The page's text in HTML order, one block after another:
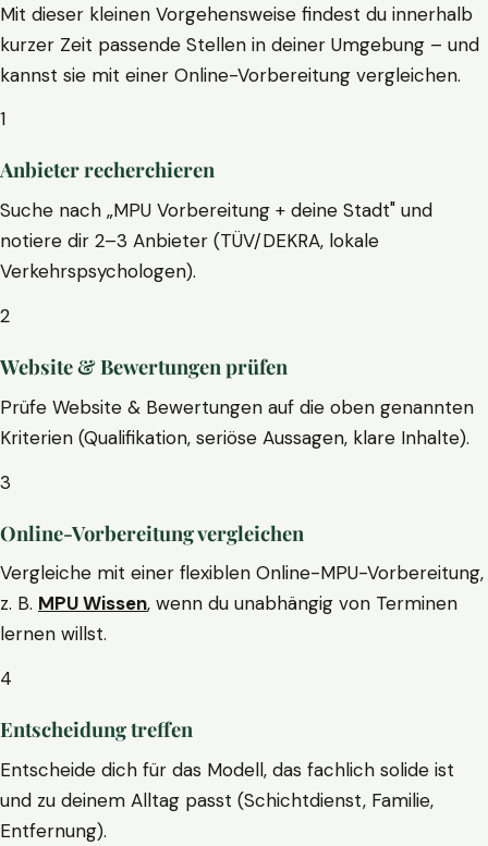
Mit dieser kleinen Vorgehensweise findest du innerhalb
kurzer Zeit passende Stellen in deiner Umgebung – und
kannst sie mit einer Online-Vorbereitung vergleichen.
1
Anbieter recherchieren
Suche nach „MPU Vorbereitung + deine Stadt" und
notiere dir 2–3 Anbieter (TÜV/DEKRA, lokale
Verkehrspsychologen).
2
Website & Bewertungen prüfen
Prüfe Website & Bewertungen auf die oben genannten
Kriterien (Qualifikation, seriöse Aussagen, klare Inhalte).
3
Online-Vorbereitung vergleichen
Vergleiche mit einer flexiblen Online-MPU-Vorbereitung,
z. B. MPU Wissen, wenn du unabhängig von Terminen
lernen willst.
4
Entscheidung treffen
Entscheide dich für das Modell, das fachlich solide ist
und zu deinem Alltag passt (Schichtdienst, Familie,
Entfernung).